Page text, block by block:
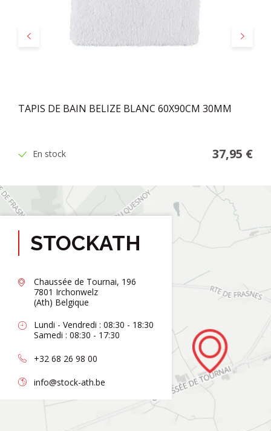
Précédent Suivant
TAPIS DE BAIN BELIZE BLANC 60X90CM 30MM
En stock 37,95 €
STOCKATH
Chaussée de Tournai, 196
7801 Irchonwelz
(Ath) Belgique
Lundi - Vendredi : 08:30 - 18:30
Samedi : 08:30 - 17:30
+32 68 26 98 00
info@stock-ath.be